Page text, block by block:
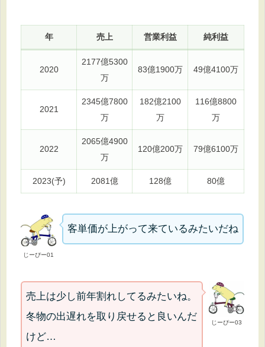
年 売上 営業利益 純利益
2020
2177億5300
万
83億1900万 49億4100万
2021
2345億7800
万
182億2100
万
116億8800
万
2022
2065億4900
万
120億200万 79億6100万
2023(予) 2081億 128億 80億
じーぴー01
客単価が上がって来ているみたいだね
じーぴー03
売上は少し前年割れしてるみたいね。
冬物の出遅れを取り戻せると良いんだ
けど…